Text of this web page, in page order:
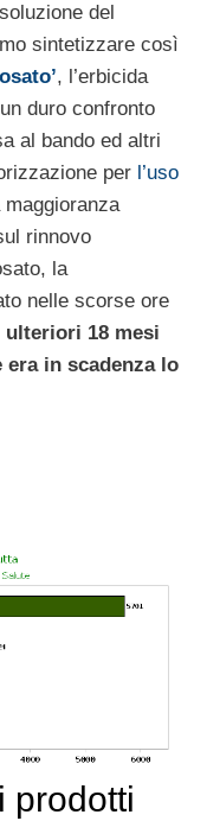
del
sintetizzare così
, l’erbicida
duro confronto
al bando ed altri
per l’uso
rinnovo
la
nelle scorse ore
ulteriori 18 mesi
era in scadenza lo
prodotti